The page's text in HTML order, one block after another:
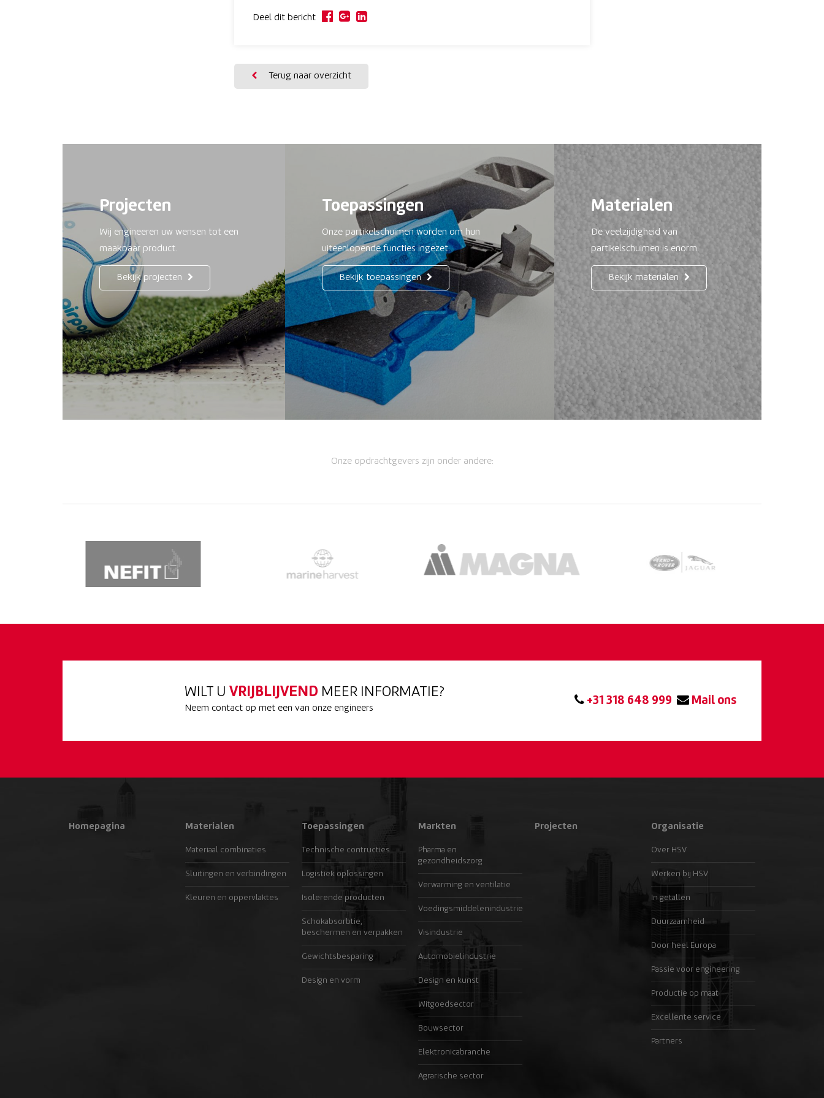
Deel dit bericht
Terug naar overzicht
Projecten
Wij engineeren uw wensen tot een
maakbaar product.
Bekijk projecten
Toepassingen
Onze partikelschuimen worden om hun
uiteenlopende functies ingezet.
Bekijk toepassingen
Materialen
De veelzijdigheid van
partikelschuimen is enorm.
Bekijk materialen
Onze opdrachtgevers zijn onder andere:
WILT U VRIJBLIJVEND MEER INFORMATIE?
Neem contact op met een van onze engineers
+31 318 648 999 Mail ons
Homepagina Materialen
Materiaal combinaties
Sluitingen en verbindingen
Kleuren en oppervlaktes
Toepassingen
Technische contructies
Logistiek oplossingen
Isolerende producten
Schokabsorbtie,
beschermen en verpakken
Gewichtsbesparing
Design en vorm
Markten
Pharma en
gezondheidszorg
Verwarming en ventilatie
Voedingsmiddelenindustrie
Visindustrie
Automobielindustrie
Design en kunst
Witgoedsector
Bouwsector
Elektronicabranche
Agrarische sector
Projecten Organisatie
Over HSV
Werken bij HSV
In getallen
Duurzaamheid
Door heel Europa
Passie voor engineering
Productie op maat
Excellente service
Partners